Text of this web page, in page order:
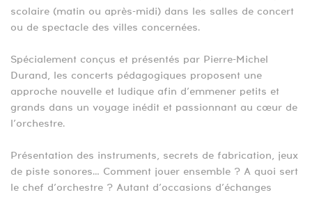
scolaire (matin ou après-midi) dans les salles de concert
ou de spectacle des villes concernées.
Spécialement conçus et présentés par Pierre-Michel
Durand, les concerts pédagogiques proposent une
approche nouvelle et ludique afin d’emmener petits et
grands dans un voyage inédit et passionnant au cœur de
l’orchestre.
Présentation des instruments, secrets de fabrication, jeux
de piste sonores… Comment jouer ensemble ? A quoi sert
le chef d’orchestre ? Autant d’occasions d’échanges